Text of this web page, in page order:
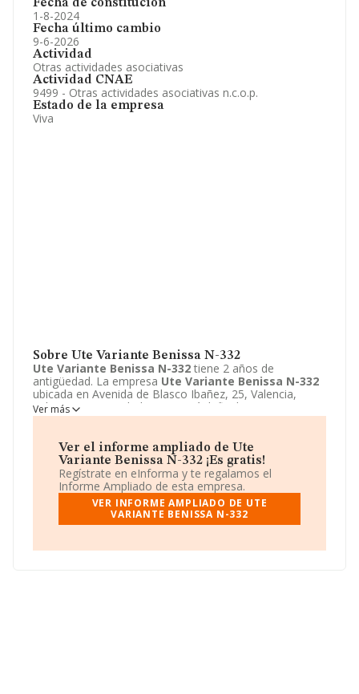
Fecha de constitución
1-8-2024
Fecha último cambio
9-6-2026
Actividad
Otras actividades asociativas
Actividad CNAE
9499 - Otras actividades asociativas n.c.o.p.
Estado de la empresa
Viva
Sobre Ute Variante Benissa N-332
Ute Variante Benissa N-332 tiene 2 años de
antigüedad. La empresa Ute Variante Benissa N-332
ubicada en Avenida de Blasco Ibañez, 25, Valencia,
Valencia. Su actividad CNAE está definida como 9499 -
Otras actividades asociativas n.c.o.p.. La forma jurídica
empresas.
Ver más
Ver el informe ampliado de Ute
Variante Benissa N-332 ¡Es gratis!
Regístrate en eInforma y te regalamos el
Informe Ampliado de esta empresa.
VER INFORME AMPLIADO DE UTE
VARIANTE BENISSA N-332